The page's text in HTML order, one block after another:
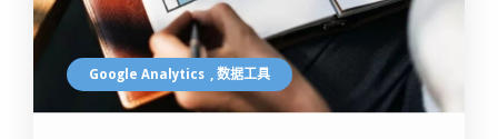
Google Analytics , 数据工具